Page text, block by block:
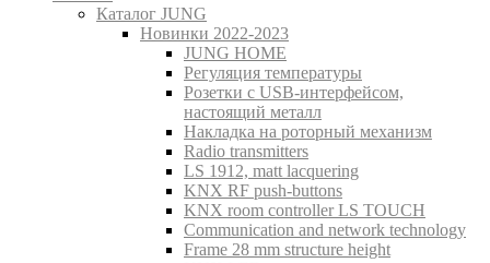
Каталог JUNG
Новинки 2022-2023
JUNG HOME
Регуляция температуры
Розетки с USB-интерфейсом,
настоящий металл
Накладка на роторный механизм
Radio transmitters
LS 1912, matt lacquering
KNX RF push-buttons
KNX room controller LS TOUCH
Communication and network technology
Frame 28 mm structure height